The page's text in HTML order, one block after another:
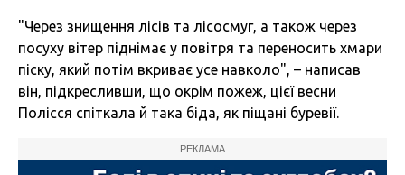
"Через знищення лісів та лісосмуг, а також через
посуху вітер піднімає у повітря та переносить хмари
піску, який потім вкриває усе навколо", – написав
він, підкресливши, що окрім пожеж, цієї весни
Полісся спіткала й така біда, як піщані буревії.
РЕКЛАМА